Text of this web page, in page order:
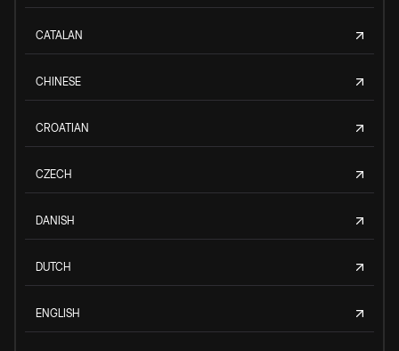
CATALAN
CHINESE
CROATIAN
CZECH
DANISH
DUTCH
ENGLISH